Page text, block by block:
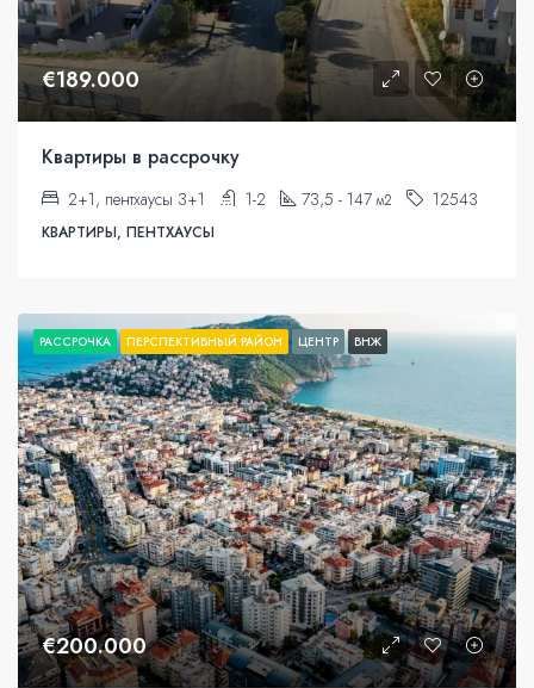
€189.000
Квартиры в рассрочку
2+1, пентхаусы 3+1 1-2 73,5 - 147 м2 12543
КВАРТИРЫ, ПЕНТХАУСЫ
РАССРОЧКА ПЕРСПЕКТИВНЫЙ РАЙОН ЦЕНТР ВНЖ
€200.000